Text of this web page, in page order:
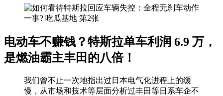
电动车不赚钱？特斯拉单车利润 6.9 万，
是燃油霸主丰田的八倍！
我们曾不止一次地指出过日本电气化进程上的缓
慢，从市场和技术等层面分析过丰田等日系车企不